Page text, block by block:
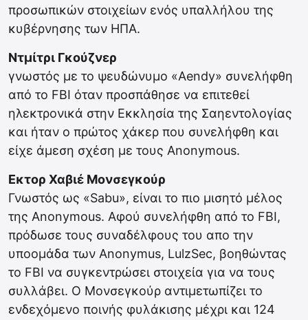
προσωπικών στοιχείων ενός υπαλλήλου της
κυβέρνησης των ΗΠΑ.
Ντμίτρι Γκούζνερ
γνωστός με το ψευδώνυμο «Aendy» συνελήφθη
από το FBI όταν προσπάθησε να επιτεθεί
ηλεκτρονικά στην Εκκλησία της Σαηεντολογίας
και ήταν ο πρώτος χάκερ που συνελήφθη και
είχε άμεση σχέση με τους Anonymous.
Εκτορ Χαβιέ Μονσεγκούρ
Γνωστός ως «Sabu», είναι το πιο μισητό μέλος
της Anonymous. Αφού συνελήφθη από το FBI,
πρόδωσε τους συναδέλφους του απο την
υποομάδα των Anonymus, LulzSec, βοηθώντας
το FBI να συγκεντρώσει στοιχεία για να τους
συλλάβει. Ο Μονσεγκούρ αντιμετωπίζει το
ενδεχόμενο ποινής φυλάκισης μέχρι και 124